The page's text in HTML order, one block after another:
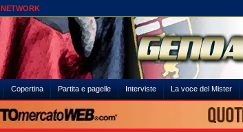
NETWORK
Copertina Partita e pagelle Interviste La voce del Mister